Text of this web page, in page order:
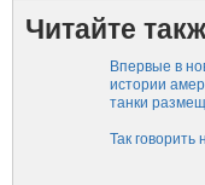
Читайте
Впервые в
истории
танки
Новороссия
Так говорить